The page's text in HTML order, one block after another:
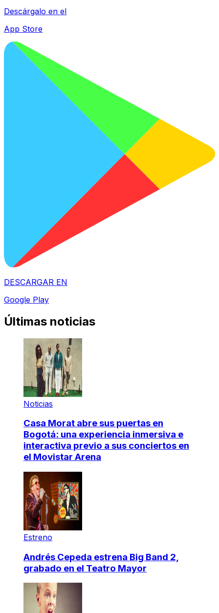
Descárgalo en el
App Store
DESCARGAR EN
Google Play
Últimas noticias
Noticias
Casa Morat abre sus puertas en
Bogotá: una experiencia inmersiva e
interactiva previo a sus conciertos en
el Movistar Arena
Estreno
Andrés Cepeda estrena Big Band 2,
grabado en el Teatro Mayor